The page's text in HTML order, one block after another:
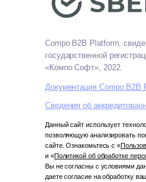
Compo B2B Platform,
государственной
«Компо Софт», 2022.
Документация Compo B2B
Сведения об
Данный сайт использует
позволяющую анализировать
сайте. Ознакомьтесь с «
и «Политикой об обработке
Вы не согласны с условиями
даете согласие на обработку